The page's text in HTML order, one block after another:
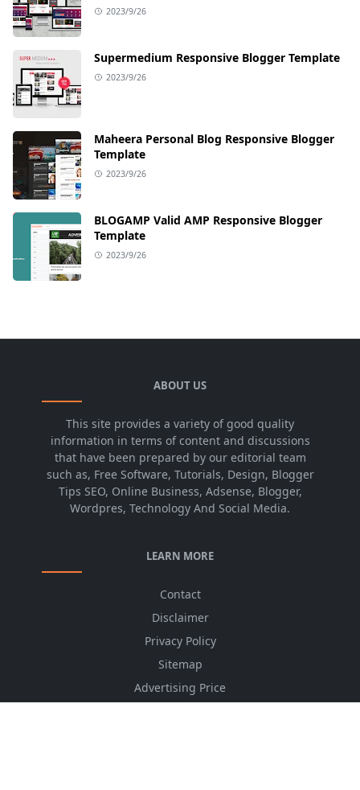
2023/9/26
Supermedium Responsive Blogger Template
2023/9/26
Maheera Personal Blog Responsive Blogger
Template
2023/9/26
BLOGAMP Valid AMP Responsive Blogger
Template
2023/9/26
ABOUT US
This site provides a variety of good quality
information in terms of content and discussions
that have been prepared by our editorial team
such as, Free Software, Tutorials, Design, Blogger
Tips SEO, Online Business, Adsense, Blogger,
Wordpres, Technology And Social Media.
LEARN MORE
Contact
Disclaimer
Privacy Policy
Sitemap
Advertising Price